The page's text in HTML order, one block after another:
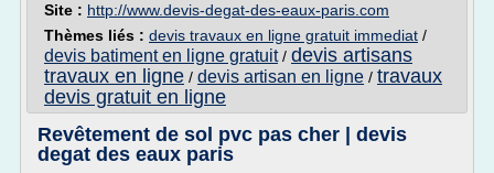
Site : http://www.devis-degat-des-eaux-paris.com
Thèmes liés : devis travaux en ligne gratuit immediat /
devis batiment en ligne gratuit/ devis artisans
travaux en ligne / devis artisan en ligne / travaux
devis gratuit en ligne
Revêtement de sol pvc pas cher | devis
degat des eaux paris